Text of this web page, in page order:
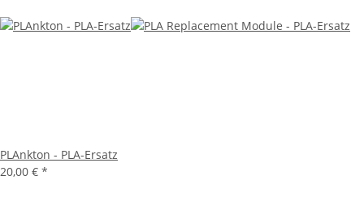
PLAnkton - PLA-Ersatz
20,00 € *